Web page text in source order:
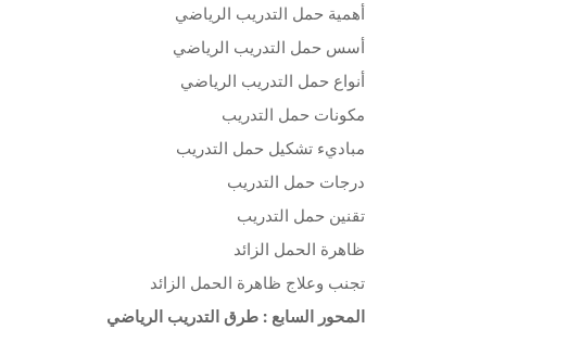
أهمية حمل التدريب الرياضي
أسس حمل التدريب الرياضي
أنواع حمل التدريب الرياضي
مكونات حمل التدريب
مباديء تشكيل حمل التدريب
درجات حمل التدريب
تقنين حمل التدريب
ظاهرة الحمل الزائد
تجنب وعلاج ظاهرة الحمل الزائد
المحور السابع : طرق التدريب الرياضي